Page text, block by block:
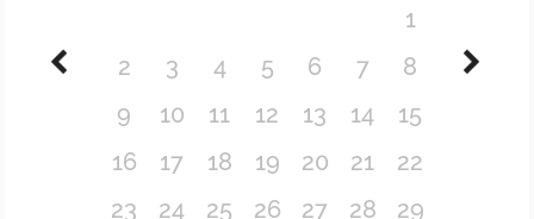
1
2
3 4 5 6 7
8
9
10 11 12 13 14
15
16
17 18 19 20 21
22
23
24 25 26 27 28
29